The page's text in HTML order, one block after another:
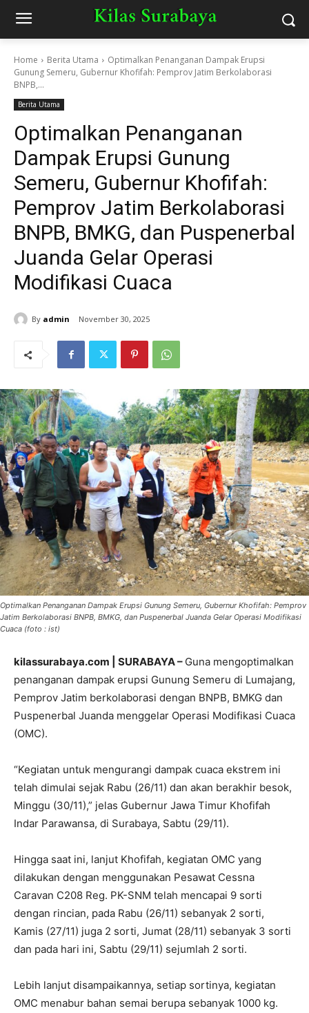
Home Berita Utama
Optimalkan Penanganan Dampak Erupsi
Gunung Semeru, Gubernur Khofifah: Pemprov Jatim Berkolaborasi
BNPB,...
Berita Utama
Optimalkan Penanganan
Dampak Erupsi Gunung
Semeru, Gubernur Khofifah:
Pemprov Jatim Berkolaborasi
BNPB, BMKG, dan Puspenerbal
Juanda Gelar Operasi
Modifikasi Cuaca
By admin November 30, 2025
Optimalkan Penanganan Dampak Erupsi Gunung Semeru, Gubernur Khofifah: Pemprov
Jatim Berkolaborasi BNPB, BMKG, dan Puspenerbal Juanda Gelar Operasi Modifikasi
Cuaca (foto : ist)
kilassurabaya.com | SURABAYA – Guna mengoptimalkan
penanganan dampak erupsi Gunung Semeru di Lumajang,
Pemprov Jatim berkolaborasi dengan BNPB, BMKG dan
Puspenerbal Juanda menggelar Operasi Modifikasi Cuaca
(OMC).
“Kegiatan untuk mengurangi dampak cuaca ekstrem ini
telah dimulai sejak Rabu (26/11) dan akan berakhir besok,
Minggu (30/11),” jelas Gubernur Jawa Timur Khofifah
Indar Parawansa, di Surabaya, Sabtu (29/11).
Hingga saat ini, lanjut Khofifah, kegiatan OMC yang
dilakukan dengan menggunakan Pesawat Cessna
Caravan C208 Reg. PK-SNM telah mencapai 9 sorti
dengan rincian, pada Rabu (26/11) sebanyak 2 sorti,
Kamis (27/11) juga 2 sorti, Jumat (28/11) sebanyak 3 sorti
dan pada hari ini, Sabtu (29/11) sejumlah 2 sorti.
Lebih lanjut disampaikannya, setiap sortinya, kegiatan
OMC menabur bahan semai berupa sebanyak 1000 kg.